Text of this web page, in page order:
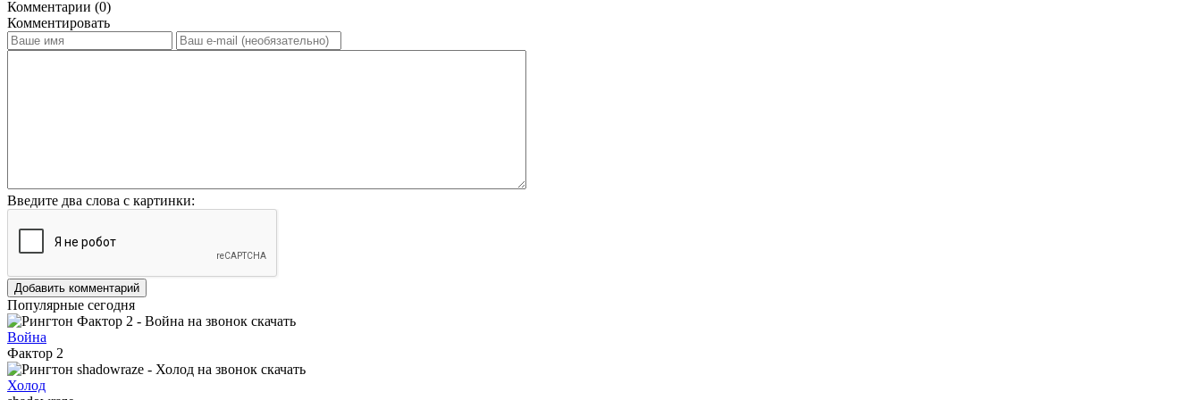
Комментарии (0)
Комментировать
Введите два слова с картинки:
Добавить комментарий
Популярные сегодня
Война
Фактор 2
Холод